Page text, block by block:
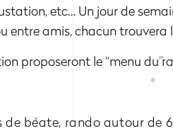
etc… Un jour de
entre amis, chacun
proposeront le “menu du
béate, rando autour de